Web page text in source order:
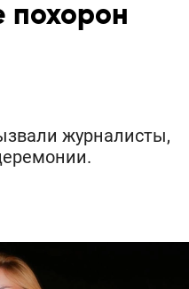
похорон
журналисты,